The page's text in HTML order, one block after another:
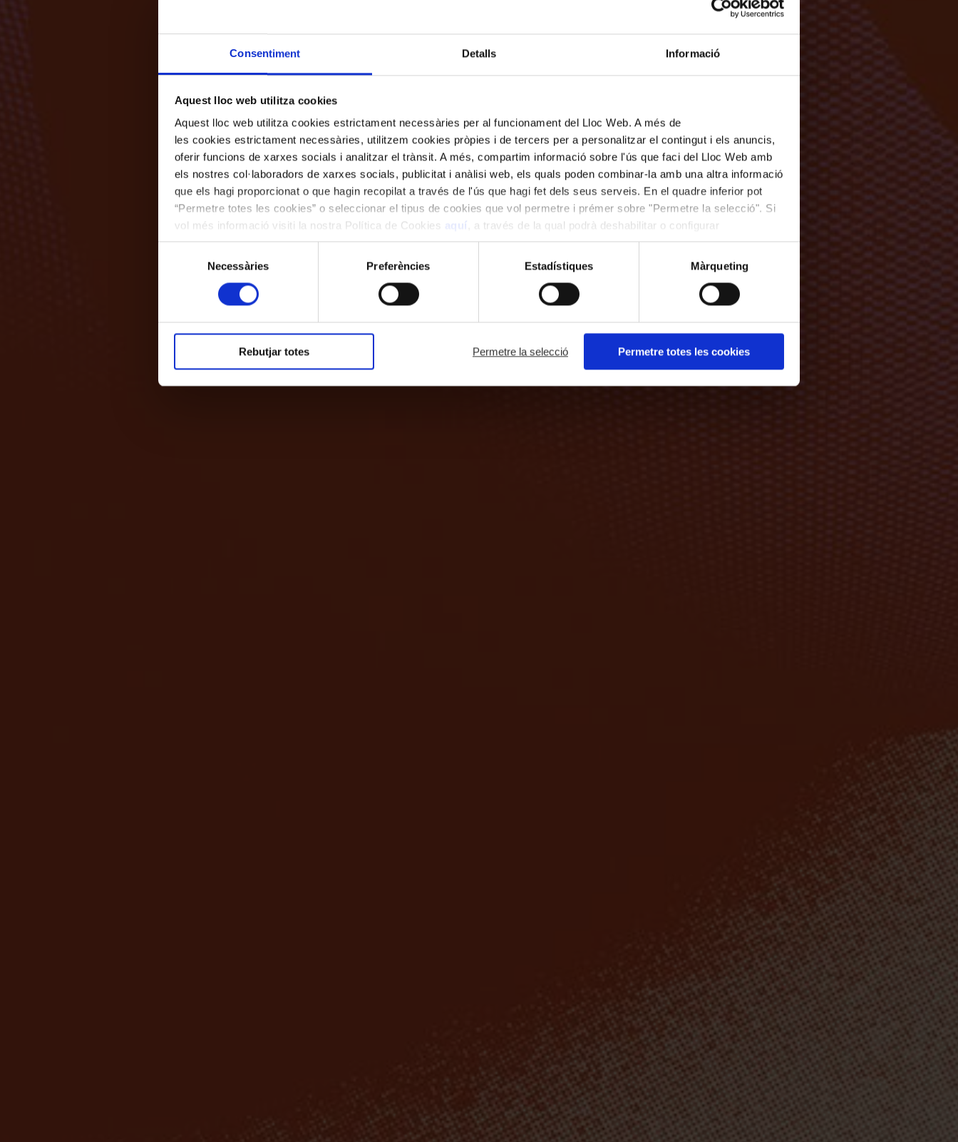
Consentiment Detalls Informació
Aquest lloc web utilitza cookies
Aquest lloc web utilitza cookies estrictament necessàries per al funcionament del Lloc Web. A més de
les cookies estrictament necessàries, utilitzem cookies pròpies i de tercers per a personalitzar el contingut i els anuncis,
oferir funcions de xarxes socials i analitzar el trànsit. A més, compartim informació sobre l'ús que faci del Lloc Web amb
els nostres col·laboradors de xarxes socials, publicitat i anàlisi web, els quals poden combinar-la amb una altra informació
que els hagi proporcionat o que hagin recopilat a través de l'ús que hagi fet dels seus serveis. En el quadre inferior pot
“Permetre totes les cookies” o seleccionar el tipus de cookies que vol permetre i prémer sobre "Permetre la selecció". Si
vol més informació visiti la nostra Política de Cookies aquí
, a través de la qual podrà deshabilitar o configurar
les cookies en qualsevol moment.
consentiment
Necessàries Preferències Estadístiques Màrqueting
Rebutjar totes Permetre la selecció Permetre totes les cookies